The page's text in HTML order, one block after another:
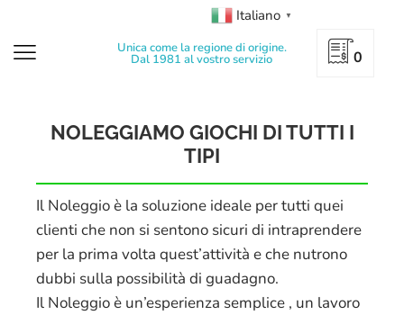
Italiano ▼
Unica come la regione di origine.
Dal 1981 al vostro servizio 0
NOLEGGIAMO GIOCHI DI TUTTI I
TIPI
Il Noleggio è la soluzione ideale per tutti quei
clienti che non si sentono sicuri di intraprendere
per la prima volta quest’attività e che nutrono
dubbi sulla possibilità di guadagno.
Il Noleggio è un’esperienza semplice , un lavoro